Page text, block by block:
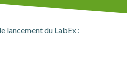
lancement du LabEx :